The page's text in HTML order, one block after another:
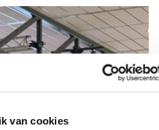
van cookies